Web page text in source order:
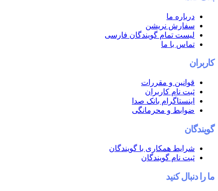
نریشن
تمام گویندگان فارسی
ما
و مقررات
کاربران
بانک صدا
و محرمانگی
همکاری با گویندگان
گویندگان